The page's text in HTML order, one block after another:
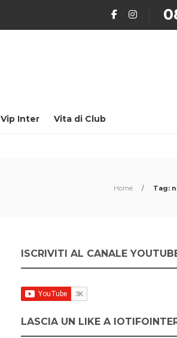
Vip Inter Vita di Club
Home / Tag:
ISCRIVITI AL CANALE
LASCIA UN LIKE A